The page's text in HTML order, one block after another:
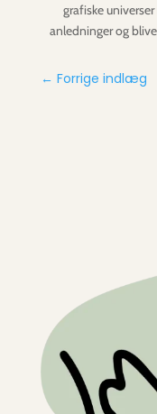
grafiske
anledninger og
← Forrige indlæg